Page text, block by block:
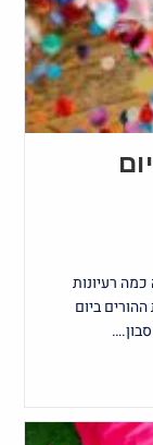
רעיונות
ביום